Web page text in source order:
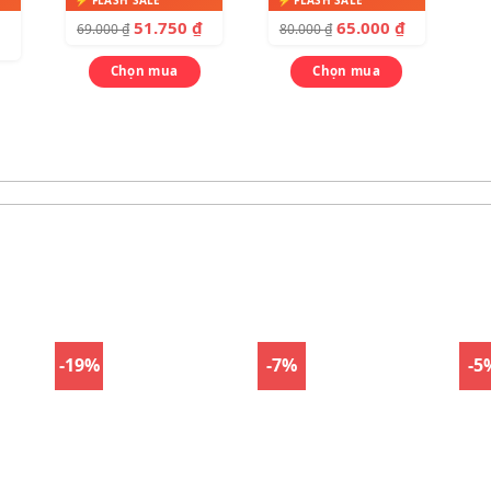
69.000₫ 51.750₫
Chọn mua
80.000₫ 65.000₫
Chọn mua
-19% -7% -